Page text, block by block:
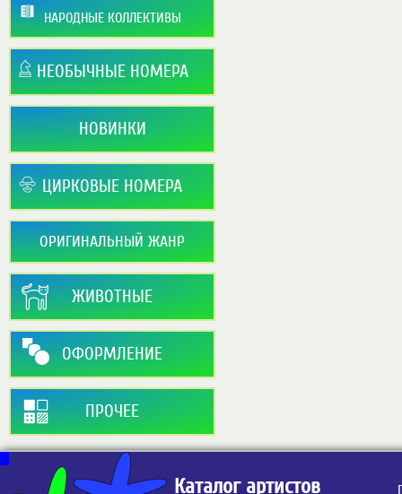
НАРОДНЫЕ КОЛЛЕКТИВЫ
НЕОБЫЧНЫЕ НОМЕРА
НОВИНКИ
ЦИРКОВЫЕ НОМЕРА
ОРИГИНАЛЬНЫЙ ЖАНР
ЖИВОТНЫЕ
ОФОРМЛЕНИЕ
ПРОЧЕЕ
Каталог артистов